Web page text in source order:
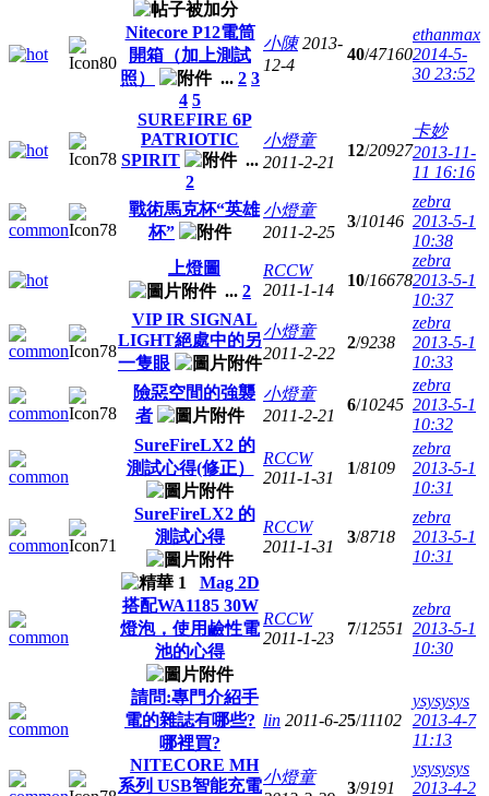
Nitecore P12電筒
開箱（加上測試
照）
... 2 3
4 5
小陳 2013-
12-4
40/47160
ethanmax
2014-5-
30 23:52
SUREFIRE 6P
PATRIOTIC
SPIRIT
...
2
小燈童
2011-2-21
12/20927
卡妙
2013-11-
11 16:16
戰術馬克杯“英雄
杯”
小燈童
2011-2-25
3/10146
zebra
2013-5-1
10:38
上燈圖
... 2
RCCW
2011-1-14
10/16678
zebra
2013-5-1
10:37
VIP IR SIGNAL
LIGHT絕處中的另
一隻眼
小燈童
2011-2-22
2/9238
zebra
2013-5-1
10:33
險惡空間的強襲
者
小燈童
2011-2-21
6/10245
zebra
2013-5-1
10:32
SureFireLX2 的
測試心得(修正）
RCCW
2011-1-31
1/8109
zebra
2013-5-1
10:31
SureFireLX2 的
測試心得
RCCW
2011-1-31
3/8718
zebra
2013-5-1
10:31
Mag 2D
搭配WA1185 30W
燈泡，使用鹼性電
池的心得
RCCW
2011-1-23
7/12551
zebra
2013-5-1
10:30
請問:專門介紹手
電的雜誌有哪些?
哪裡買?
lin 2011-6-25/11102
ysysysys
2013-4-7
11:13
NITECORE MH
系列 USB智能充電小燈童
3/9191
ysysysys
2013-4-2